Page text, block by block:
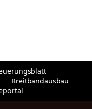
Breitbandausbau